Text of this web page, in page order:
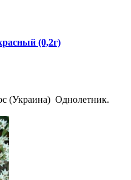
(0,2г)
(Украина) Однолетник.